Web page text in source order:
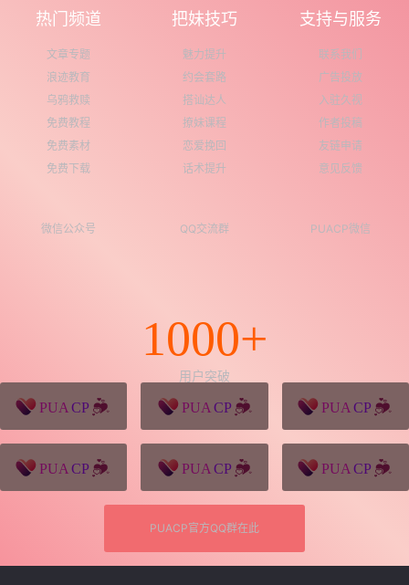
热门频道
文章专题
浪迹教育
乌鸦救赎
免费教程
免费素材
免费下载
把妹技巧
魅力提升
约会套路
搭讪达人
撩妹课程
恋爱挽回
话术提升
支持与服务
联系我们
广告投放
入驻久视
作者投稿
友链申请
意见反馈
微信公众号 QQ交流群 PUACP微信
1000+
用户突破
猪八戒源码 win10系统下载 独秀青年
XD学习网
一颗赛艇资源网
PUACP官方QQ群在此